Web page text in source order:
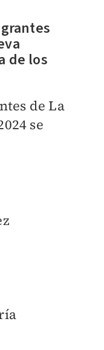
de los
de La
se